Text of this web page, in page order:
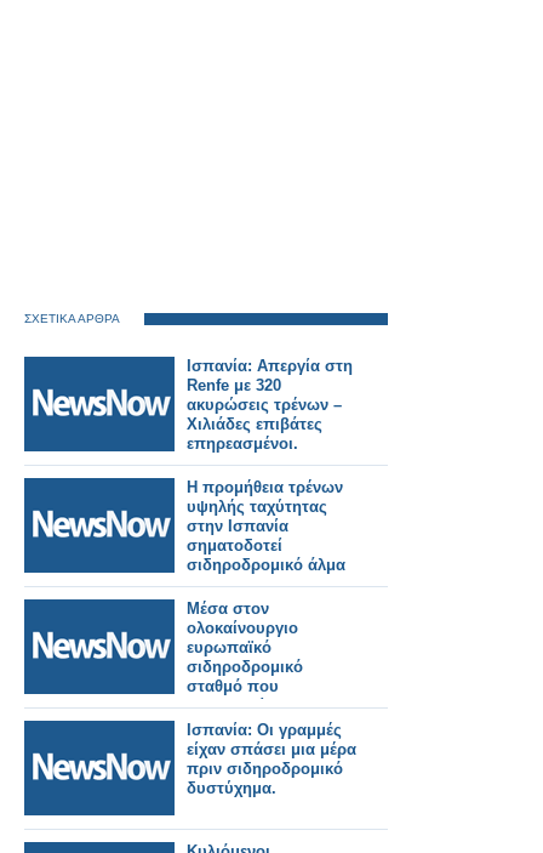
ΣΧΕΤΙΚΑ ΑΡΘΡΑ
Ισπανία: Απεργία στη
Renfe με 320
ακυρώσεις τρένων –
Χιλιάδες επιβάτες
επηρεασμένοι.
Η προμήθεια τρένων
υψηλής ταχύτητας
στην Ισπανία
σηματοδοτεί
σιδηροδρομικό άλμα
Μέσα στον
ολοκαίνουργιο
ευρωπαϊκό
σιδηροδρομικό
σταθμό που
χαρακτηρίστηκε ως
«μυθική κόλαση».
Ισπανία: Οι γραμμές
είχαν σπάσει μια μέρα
πριν σιδηροδρομικό
δυστύχημα.